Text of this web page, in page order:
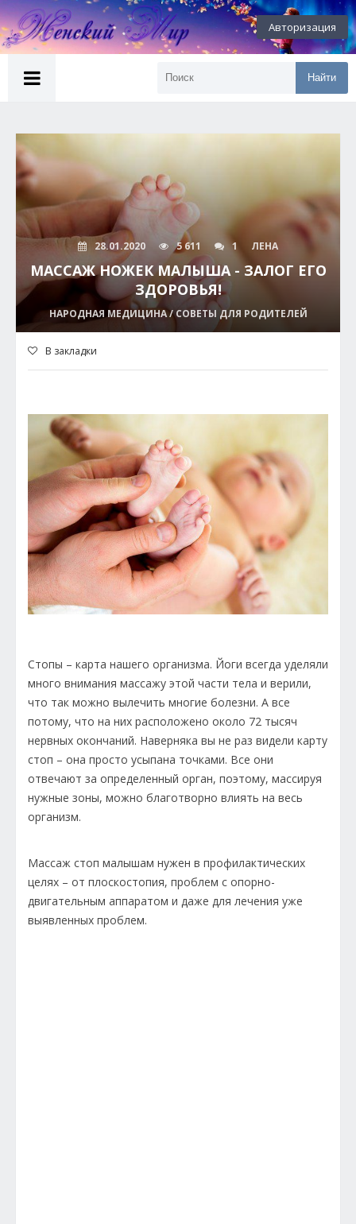
Авторизация
Найти
28.01.2020 5 611 1 ЛЕНА
МАССАЖ НОЖЕК МАЛЫША - ЗАЛОГ ЕГО
ЗДОРОВЬЯ!
НАРОДНАЯ МЕДИЦИНА / СОВЕТЫ ДЛЯ РОДИТЕЛЕЙ
В закладки
Стопы – карта нашего организма. Йоги всегда уделяли
много внимания массажу этой части тела и верили,
что так можно вылечить многие болезни. А все
потому, что на них расположено около 72 тысяч
нервных окончаний. Наверняка вы не раз видели карту
стоп – она просто усыпана точками. Все они
отвечают за определенный орган, поэтому, массируя
нужные зоны, можно благотворно влиять на весь
организм.
Массаж стоп малышам нужен в профилактических
целях – от плоскостопия, проблем с опорно-
двигательным аппаратом и даже для лечения уже
выявленных проблем.